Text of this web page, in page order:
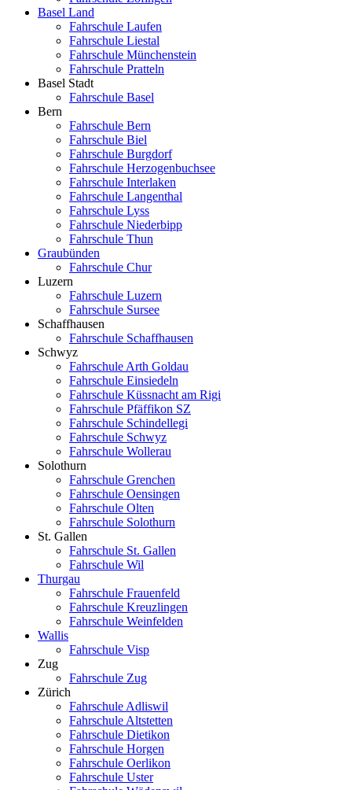
Basel Land
Fahrschule Laufen
Fahrschule Liestal
Fahrschule Münchenstein
Fahrschule Pratteln
Basel Stadt
Fahrschule Basel
Bern
Fahrschule Bern
Fahrschule Biel
Fahrschule Burgdorf
Fahrschule Herzogenbuchsee
Fahrschule Interlaken
Fahrschule Langenthal
Fahrschule Lyss
Fahrschule Niederbipp
Fahrschule Thun
Graubünden
Fahrschule Chur
Luzern
Fahrschule Luzern
Fahrschule Sursee
Schaffhausen
Fahrschule Schaffhausen
Schwyz
Fahrschule Arth Goldau
Fahrschule Einsiedeln
Fahrschule Küssnacht am Rigi
Fahrschule Pfäffikon SZ
Fahrschule Schindellegi
Fahrschule Schwyz
Fahrschule Wollerau
Solothurn
Fahrschule Grenchen
Fahrschule Oensingen
Fahrschule Olten
Fahrschule Solothurn
St. Gallen
Fahrschule St. Gallen
Fahrschule Wil
Thurgau
Fahrschule Frauenfeld
Fahrschule Kreuzlingen
Fahrschule Weinfelden
Wallis
Fahrschule Visp
Zug
Fahrschule Zug
Zürich
Fahrschule Adliswil
Fahrschule Altstetten
Fahrschule Dietikon
Fahrschule Horgen
Fahrschule Oerlikon
Fahrschule Uster